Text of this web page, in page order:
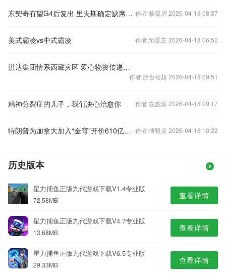
东契奇有望G4后复出 里夫斯确定缺席首轮系列赛 作者:黎凝眉 2026-04-18 08:37
美式霸凌vs中式霸凌 作者:邹磊芝 2026-04-18 06:52
洪达集团情系西藏灾区 爱心物资传递温暖与希望
作者:澹台松超 2026-04-18 09:51
精神分裂症的儿子，我们决心治愈你 作者:左彪琼 2026-04-18 09:17
特朗普为加拿大加入“金穹”开价610亿美元 作者:傅毅灵 2026-04-18 10:22
历史版本
星力捕鱼正版九代游戏下载V1.4专业版
72.58MB 查看详情
星力捕鱼正版九代游戏下载V4.7专业版
13.68MB 查看详情
星力捕鱼正版九代游戏下载V6.5专业版
29.33MB 查看详情